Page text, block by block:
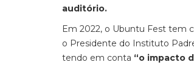
auditório.
Em 2022, o Ubuntu Fest tem
o Presidente do Instituto
tendo em conta “o impacto